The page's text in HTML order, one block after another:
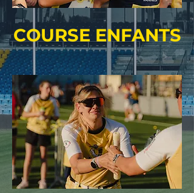
COURSE ENFANTS